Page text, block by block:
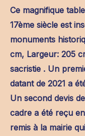
Ce magnifique
17ème siècle est
monuments
cm, Largeur: 205
sacristie . Un
datant de 2021 a
Un second devis
cadre a été reçu
remis à la mairie